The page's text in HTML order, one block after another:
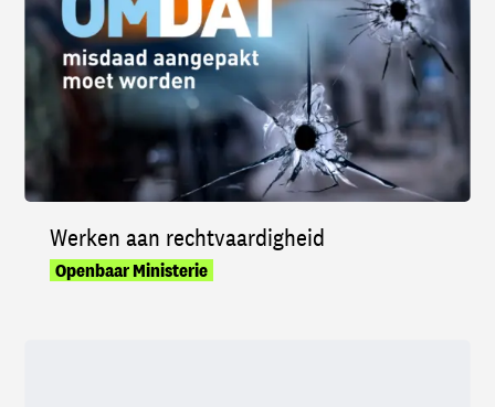
Werken aan rechtvaardigheid
Openbaar Ministerie